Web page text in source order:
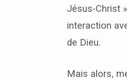
Jésus-Christ
interaction
de Dieu.
Mais alors,